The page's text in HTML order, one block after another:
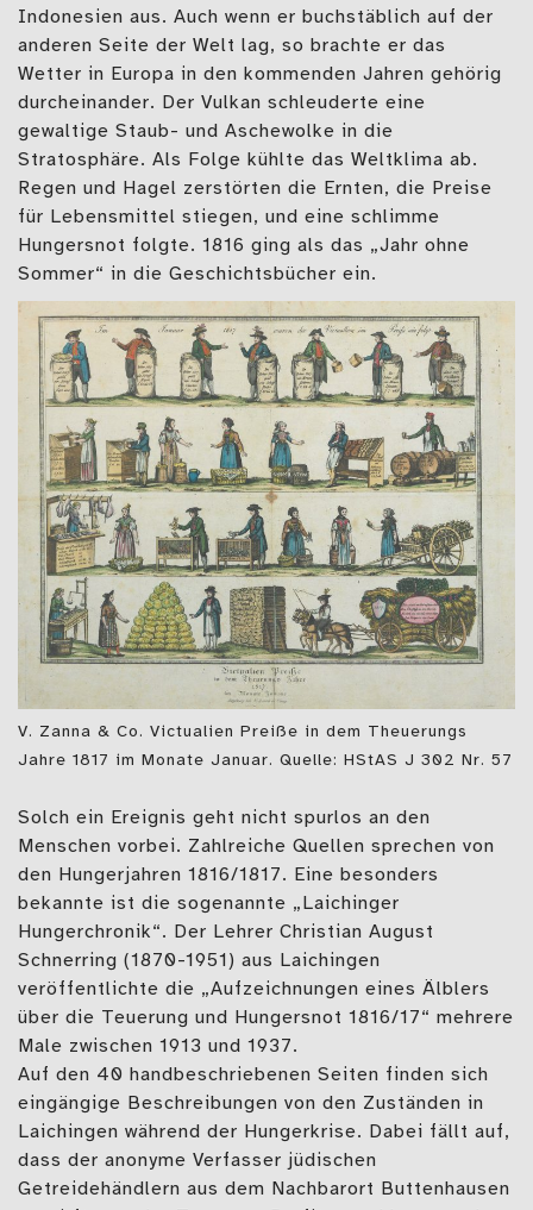
Indonesien aus. Auch wenn er buchstäblich auf der
anderen Seite der Welt lag, so brachte er das
Wetter in Europa in den kommenden Jahren gehörig
durcheinander. Der Vulkan schleuderte eine
gewaltige Staub- und Aschewolke in die
Stratosphäre. Als Folge kühlte das Weltklima ab.
Regen und Hagel zerstörten die Ernten, die Preise
für Lebensmittel stiegen, und eine schlimme
Hungersnot folgte. 1816 ging als das „Jahr ohne
Sommer“ in die Geschichtsbücher ein.
V. Zanna & Co. Victualien Preiße in dem Theuerungs
Jahre 1817 im Monate Januar. Quelle: HStAS J 302 Nr. 57
Solch ein Ereignis geht nicht spurlos an den
Menschen vorbei. Zahlreiche Quellen sprechen von
den Hungerjahren 1816/1817. Eine besonders
bekannte ist die sogenannte „Laichinger
Hungerchronik“. Der Lehrer Christian August
Schnerring (1870-1951) aus Laichingen
veröffentlichte die „Aufzeichnungen eines Älblers
über die Teuerung und Hungersnot 1816/17“ mehrere
Male zwischen 1913 und 1937.
Auf den 40 handbeschriebenen Seiten finden sich
eingängige Beschreibungen von den Zuständen in
Laichingen während der Hungerkrise. Dabei fällt auf,
dass der anonyme Verfasser jüdischen
Getreidehändlern aus dem Nachbarort Buttenhausen